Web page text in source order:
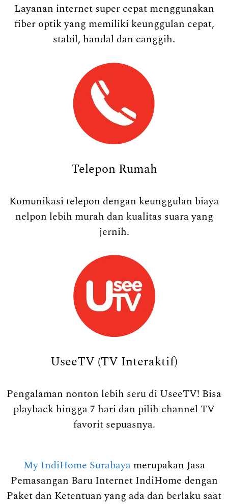
Layanan internet super cepat menggunakan
fiber optik yang memiliki keunggulan cepat,
stabil, handal dan canggih.
Telepon Rumah
Komunikasi telepon dengan keunggulan biaya
nelpon lebih murah dan kualitas suara yang
jernih.
UseeTV (TV Interaktif)
Pengalaman nonton lebih seru di UseeTV! Bisa
playback hingga 7 hari dan pilih channel TV
favorit sepuasnya.
My IndiHome Surabayamerupakan Jasa
Pemasangan Baru Internet IndiHome dengan
Paket dan Ketentuan yang ada dan berlaku saat